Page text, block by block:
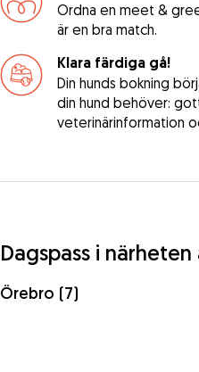
Ordna en meet &
är en bra match.
Klara färdiga gå!
Din hunds bokning
din hund behöver:
veterinärinformation
Dagspass i
Örebro (7)